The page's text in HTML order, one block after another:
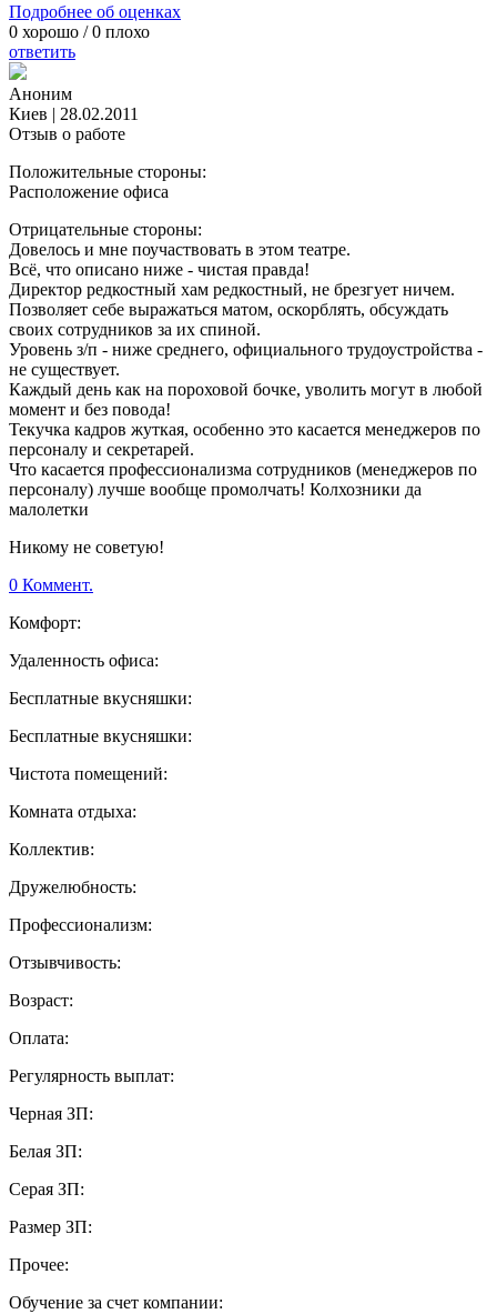
Подробнее об оценках
0 хорошо /0 плохо
ответить
Аноним
Киев | 28.02.2011
Отзыв о работе
Положительные стороны:
Расположение офиса
Отрицательные стороны:
Довелось и мне поучаствовать в этом театре.
Всё, что описано ниже - чистая правда!
Директор редкостный хам редкостный, не брезгует ничем.
Позволяет себе выражаться матом, оскорблять, обсуждать
своих сотрудников за их спиной.
Уровень з/п - ниже среднего, официального трудоустройства -
не существует.
Каждый день как на пороховой бочке, уволить могут в любой
момент и без повода!
Текучка кадров жуткая, особенно это касается менеджеров по
персоналу и секретарей.
Что касается профессионализма сотрудников (менеджеров по
персоналу) лучше вообще промолчать! Колхозники да
малолетки
Никому не советую!
0 Коммент.
Комфорт:
Удаленность офиса:
Бесплатные вкусняшки:
Бесплатные вкусняшки:
Чистота помещений:
Комната отдыха:
Коллектив:
Дружелюбность:
Профессионализм:
Отзывчивость:
Возраст:
Оплата:
Регулярность выплат:
Черная ЗП:
Белая ЗП:
Серая ЗП:
Размер ЗП:
Прочее:
Обучение за счет компании: